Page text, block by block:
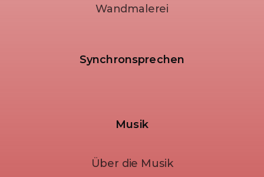
Wandmalerei
Synchronsprechen
Musik
Über die Musik